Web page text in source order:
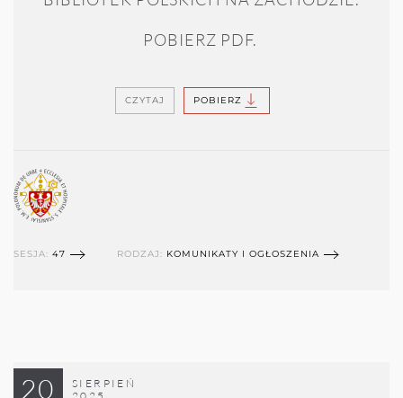
POBIERZ PDF.
CZYTAJ POBIERZ
SESJA: 47 RODZAJ: KOMUNIKATY I OGŁOSZENIA
20
SIERPIEŃ